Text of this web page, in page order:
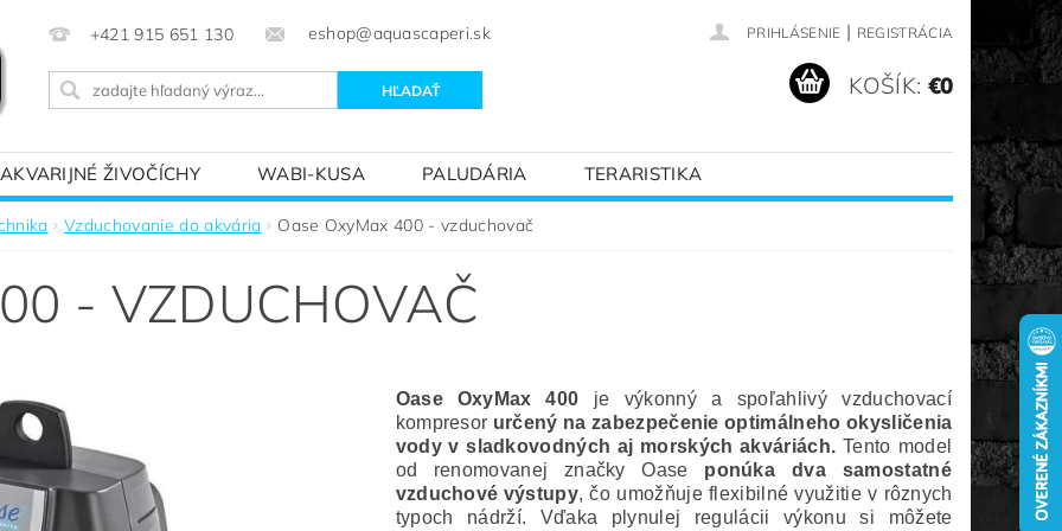
+421 915 651 130 eshop@aquascaperi.sk PRIHLÁSENIE | REGISTRÁCIA
KOŠÍK: €0
AKVARIJNÉ ŽIVOČÍCHY WABI-KUSA PALUDÁRIA
TERARISTIKA
SVETOM – ZÁKLADY AKVARISTIKY PREDÁVANÉ ZNAČKY
Vzduchovanie do akvária Oase OxyMax 400 - vzduchovač
- VZDUCHOVAČ
Oase OxyMax 400 je výkonný a spoľahlivý vzduchovací
kompresor určený na zabezpečenie optimálneho okysličenia
vody v sladkovodných aj morských akváriách. Tento model
od renomovanej značky Oase ponúka dva samostatné
vzduchové výstupy, čo umožňuje flexibilné využitie v rôznych
typoch nádrží. Vďaka plynulej regulácii výkonu si môžete